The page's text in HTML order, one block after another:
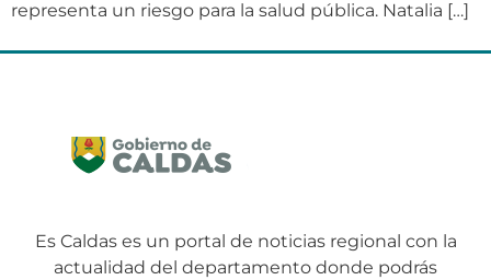
representa un riesgo para la salud pública. Natalia […]
Es Caldas es un portal de noticias regional con la
actualidad del departamento donde podrás